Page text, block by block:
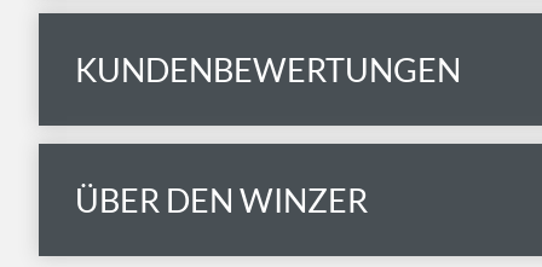
KUNDENBEWERTUNGEN
ÜBER DEN WINZER